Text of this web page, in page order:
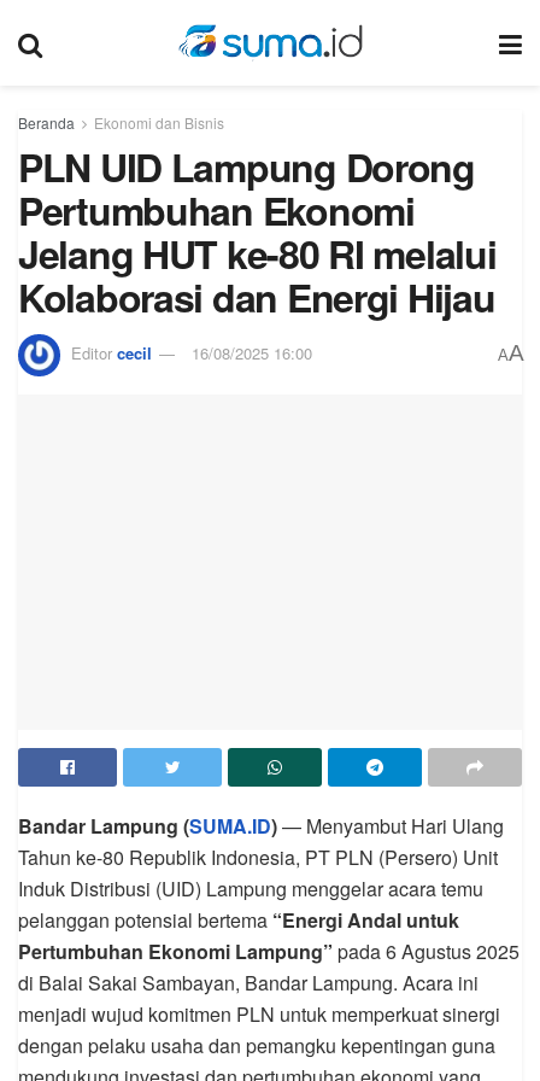
Beranda Ekonomi dan Bisnis
PLN UID Lampung Dorong
Pertumbuhan Ekonomi
Jelang HUT ke-80 RI melalui
Kolaborasi dan Energi Hijau
Editor cecil 16/08/2025 16:00 AA
Bandar Lampung (SUMA.ID)— Menyambut Hari Ulang
Tahun ke-80 Republik Indonesia, PT PLN (Persero) Unit
Induk Distribusi (UID) Lampung menggelar acara temu
pelanggan potensial bertema “Energi Andal untuk
Pertumbuhan Ekonomi Lampung” pada 6 Agustus 2025
di Balai Sakai Sambayan, Bandar Lampung. Acara ini
menjadi wujud komitmen PLN untuk memperkuat sinergi
dengan pelaku usaha dan pemangku kepentingan guna